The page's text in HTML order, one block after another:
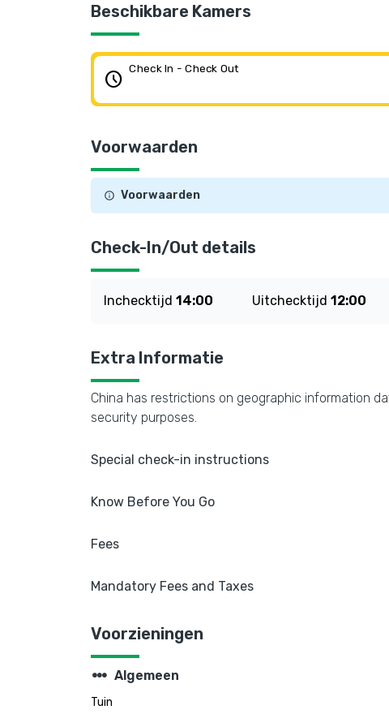
Beschikbare Kamers
schedule Check In - Check Out
Voorwaarden
Voorwaarden
Check-In/Out details
Inchecktijd 14:00 Uitchecktijd 12:00
Extra Informatie
China has restrictions on geographic information
security purposes.
Special check-in instructions
Know Before You Go
Fees
Mandatory Fees and Taxes
Voorzieningen
steppers Algemeen
Tuin